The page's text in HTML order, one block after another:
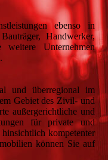
ebenso in
Handwerker,
Unternehmen
und überregional im
Gebiet des Zivil- und
außergerichtliche und
für private und
kompetenter
können Sie auf